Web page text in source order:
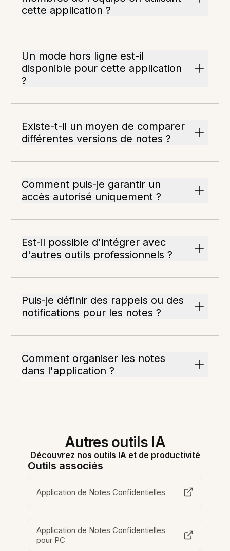
cette application ?
Un mode hors ligne est-il
disponible pour cette application
?
Existe-t-il un moyen de comparer
différentes versions de notes ?
Comment puis-je garantir un
accès autorisé uniquement ?
Est-il possible d'intégrer avec
d'autres outils professionnels ?
Puis-je définir des rappels ou des
notifications pour les notes ?
Comment organiser les notes
dans l'application ?
Autres outils IA
Découvrez nos outils IA et de productivité
Outils associés
Application de Notes Confidentielles
Application de Notes Confidentielles
pour PC